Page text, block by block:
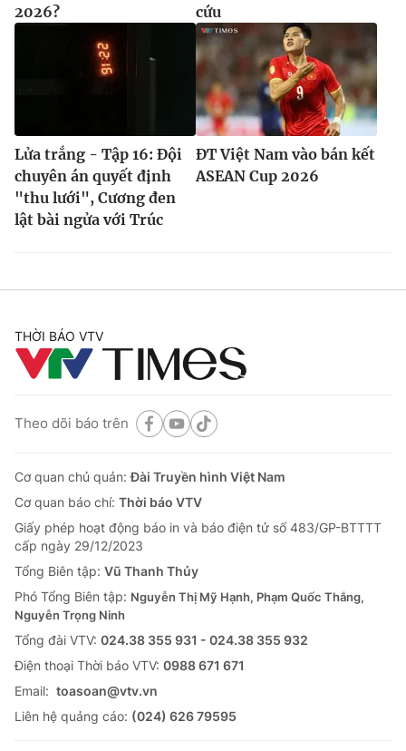
2026?
cứu
Lửa trắng - Tập 16: Đội
chuyên án quyết định
"thu lưới", Cương đen
lật bài ngửa với Trúc
ĐT Việt Nam vào bán kết
ASEAN Cup 2026
THỜI BÁO VTV
Theo dõi báo trên
Cơ quan chủ quản:Đài Truyền hình Việt Nam
Cơ quan báo chí: Thời báo VTV
Giấy phép hoạt động báo in và báo điện tử số 483/GP-BTTTT
cấp ngày 29/12/2023
Tổng Biên tập: Vũ Thanh Thủy
Phó Tổng Biên tập: Nguyễn Thị Mỹ Hạnh, Phạm Quốc Thắng,
Nguyễn Trọng Ninh
Tổng đài VTV: 024.38 355 931 - 024.38 355 932
Ðiện thoại Thời báo VTV: 0988 671 671
Email: toasoan@vtv.vn
Liên hệ quảng cáo: (024) 626 79595